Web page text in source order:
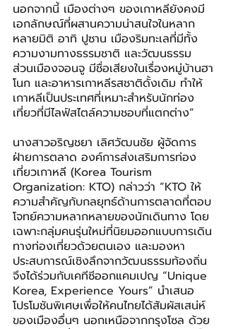
นอกจากนี้ เมืองต่างๆ ของเกาหลียังคงมี
เอกลักษณ์ที่ผสานความน่าสนใจในหลาก
หลายมิติ อาทิ ปูซาน เมืองริมทะเลที่มีทั้ง
ความงามทางธรรมชาติ และวัฒนธรรม
ส่วนเมืองจอนจู มีชื่อเสียงในเรื่องหมู่บ้านฮา
โนก และอาหารเกาหลีรสชาติดั้งเดิม ทำให้
เกาหลีเป็นประเทศที่เหมาะสำหรับนักท่อง
เที่ยวที่มีไลฟ์สไตล์ความชอบที่แตกต่าง”
นางสาวอริญชยา เลิศวัฒนชัย ผู้จัดการ
ฝ่ายการตลาด องค์การส่งเสริมการท่อง
เที่ยวเกาหลี (Korea Tourism
Organization: KTO) กล่าวว่า “KTO ให้
ความสำคัญกับกลยุทธ์ด้านการตลาดที่ตอบ
โจทย์ความหลากหลายของนักเดินทาง โดย
เฉพาะกลุ่มคนรุ่นใหม่ที่นิยมออกแบบการเดิน
ทางท่องเที่ยวด้วยตนเอง และมองหา
ประสบการณ์เชิงลึกจากวัฒนธรรมท้องถิ่น
จึงได้ร่วมกับเคทีซีออกแคมเปญ “Unique
Korea, Experience Yours” นำเสนอ
โปรโมชันพิเศษเพื่อให้คนไทยได้สัมผัสเสน่ห์
ของเมืองอื่นๆ นอกเหนือจากกรุงโซล ด้วย